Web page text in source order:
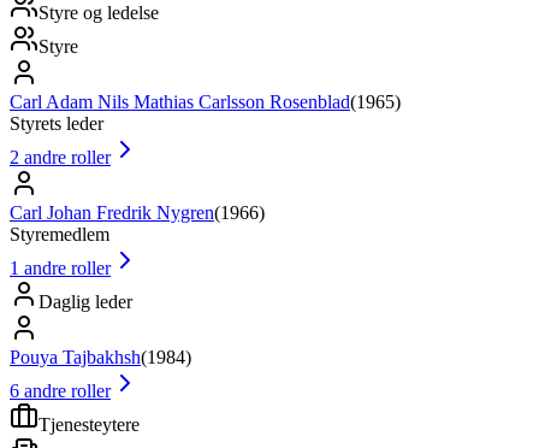
Styre og ledelse
Styre
Carl Adam Nils Mathias Carlsson Rosenblad(1965)
Styrets leder
2 andre roller
Carl Johan Fredrik Nygren(1966)
Styremedlem
1 andre roller
Daglig leder
Pouya Tajbakhsh(1984)
6 andre roller
Tjenesteytere